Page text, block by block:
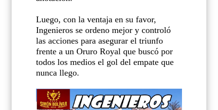
Luego, con la ventaja en su favor,
Ingenieros se ordeno mejor y controló
las acciones para asegurar el triunfo
frente a un Oruro Royal que buscó por
todos los medios el gol del empate que
nunca llego.